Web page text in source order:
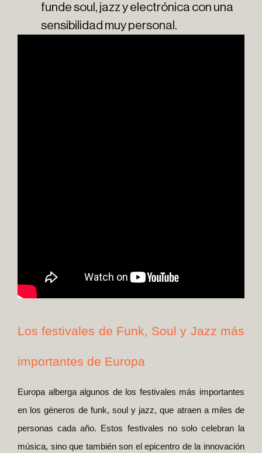
funde soul, jazz y electrónica con una
sensibilidad muy personal.
Los festivales de Funk, Soul y Jazz más
importantes de Europa
Europa alberga algunos de los festivales más importantes
en los géneros de funk, soul y jazz, que atraen a miles de
personas cada año. Estos festivales no solo celebran la
música, sino que también son el epicentro de la innovación